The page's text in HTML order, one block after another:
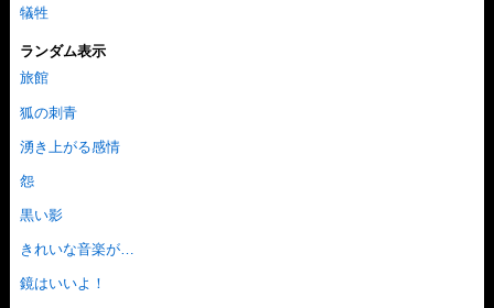
犠牲
ランダム表示
旅館
狐の刺青
湧き上がる感情
怨
黒い影
きれいな音楽が…
鏡はいいよ！